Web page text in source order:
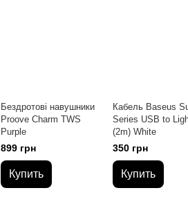
Бездротові навушники
Proove Charm TWS
Purple
899 грн
Купить
Кабель Baseus
Series USB to
(2m) White
350 грн
Купить